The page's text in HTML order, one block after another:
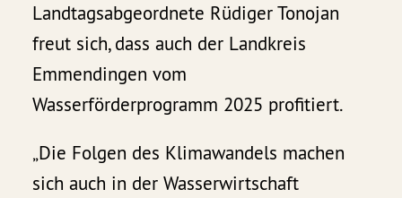
Landtagsabgeordnete Rüdiger Tonojan
freut sich, dass auch der Landkreis
Emmendingen vom
Wasserförderprogramm 2025 profitiert.
„Die Folgen des Klimawandels machen
sich auch in der Wasserwirtschaft